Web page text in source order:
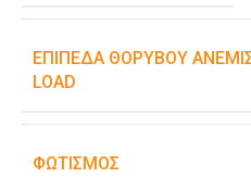
ΕΠΊΠΕΔΑ ΘΟΡΎΒΟΥ
LOAD
ΦΩΤΙΣΜΌΣ